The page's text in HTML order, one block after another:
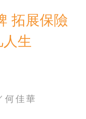
拓展保險
生
佳華